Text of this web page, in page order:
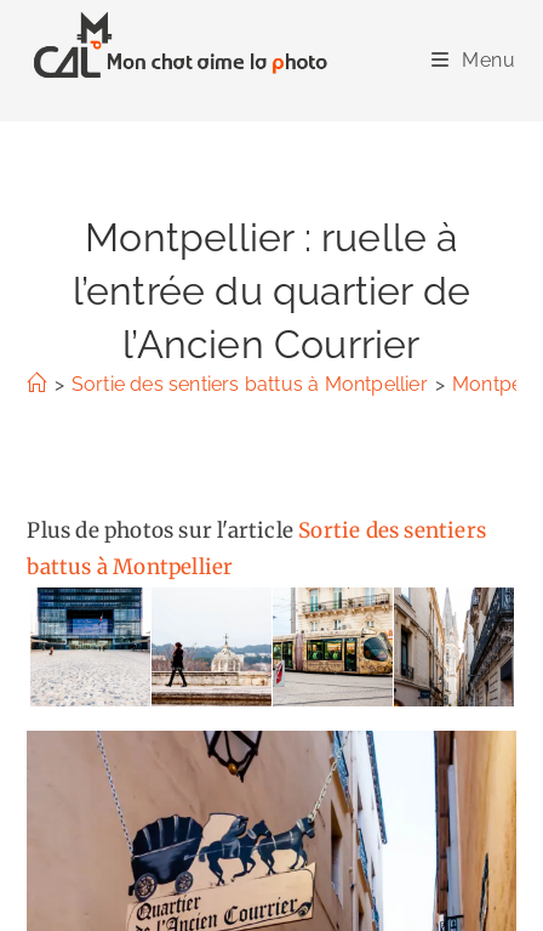
content
Menu
Montpellier : ruelle à
l’entrée du quartier de
l’Ancien Courrier
> Sortie des sentiers battus à Montpellier >
Plus de photos sur l'article Sortie des sentiers
battus à Montpellier